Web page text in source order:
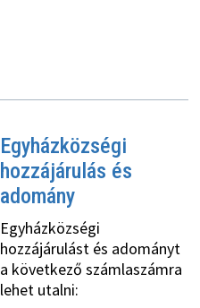
Egyházközségi
hozzájárulás és
adomány
Egyházközségi
hozzájárulást és adományt
a következő számlaszámra
lehet utalni: